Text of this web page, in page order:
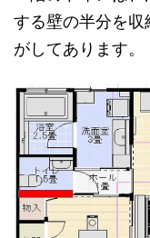
する壁の半分を
がしてあります。